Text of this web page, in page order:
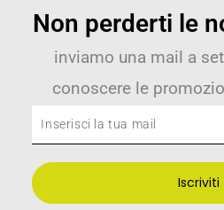
Non perderti le
inviamo una mail a
conoscere le
Inserisci
la
tua
mail
Iscriviti